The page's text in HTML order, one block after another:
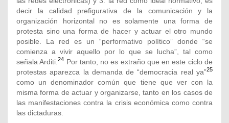
decir la calidad prefigurativa de la comunicación y la
organización horizontal no es solamente una forma de
protesta sino una forma de hacer y actuar el otro mundo
posible. La red es un “performativo político” donde “se
comienza a vivir aquello por lo que se lucha”, tal como
señala Arditi.24 Por tanto, no es extraño que en este ciclo de
protestas aparezca la demanda de “democracia real ya”25
como un denominador común que tiene que ver con la
misma forma de actuar y organizarse, tanto en los casos de
las manifestaciones contra la crisis económica como contra
las dictaduras.